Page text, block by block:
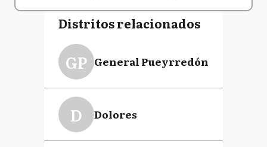
Distritos relacionados
GP General Pueyrredón
D Dolores